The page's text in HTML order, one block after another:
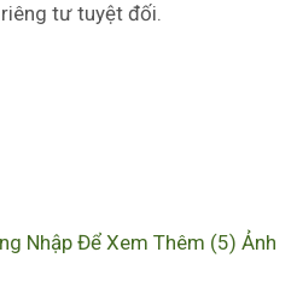
tư tuyệt đối.
Nhập Để Xem Thêm (5) Ảnh